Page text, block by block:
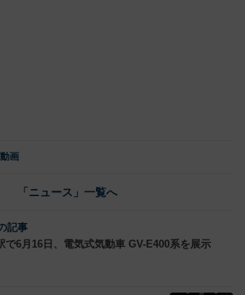
画
「ニュース」一覧へ
記事
で6月16日、電気式気動車 GV-E400系を展示